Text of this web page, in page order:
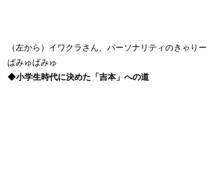
（左から）イワクラさん、パーソナリティのきゃりー
ぱみゅぱみゅ
◆小学生時代に決めた「吉本」への道